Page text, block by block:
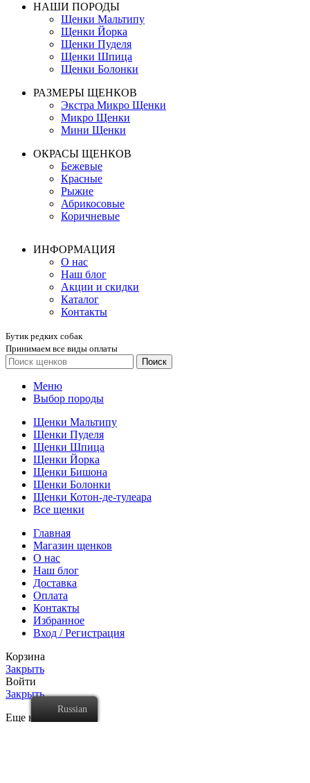
НАШИ ПОРОДЫ
Щенки Мальтипу
Щенки Йорка
Щенки Пуделя
Щенки Шпица
Щенки Болонки
РАЗМЕРЫ ЩЕНКОВ
Экстра Микро Щенки
Микро Щенки
Мини Щенки
ОКРАСЫ ЩЕНКОВ
Бежевые
Красные
Рыжие
Абрикосовые
Коричневые
ИНФОРМАЦИЯ
О нас
Наш блог
Акции и скидки
Каталог
Контакты
Бутик редких собак
Принимаем все виды оплаты
Поиск
Меню
Выбор породы
Щенки Мальтипу
Щенки Пуделя
Щенки Шпица
Щенки Йорка
Щенки Бишона
Щенки Болонки
Щенки Котон-де-тулеара
Все щенки
Главная
Магазин щенков
О нас
Наш блог
Доставка
Оплата
Контакты
Избранное
Вход / Регистрация
Корзина
Закрыть
Войти
Закрыть
Еще нет аккаунта?
Russian